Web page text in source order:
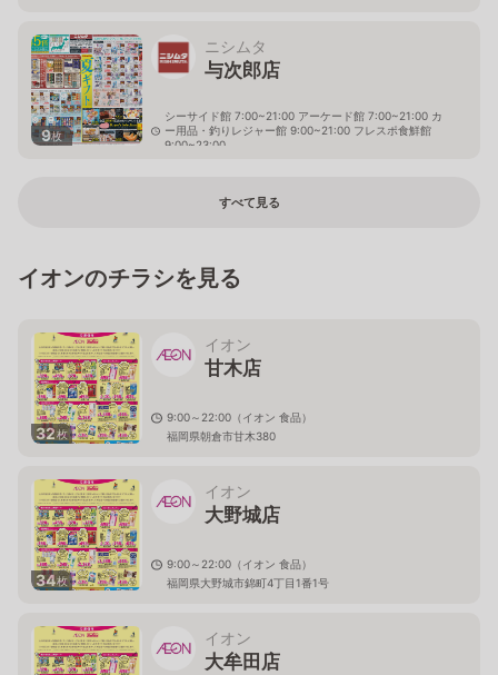
9枚
ニシムタ
与次郎店
シーサイド館 7:00~21:00 アーケード館 7:00~21:00 カ
ー用品・釣りレジャー館 9:00~21:00 フレスポ食鮮館
9:00~23:00
すべて見る
イオンのチラシを見る
32枚
イオン
甘木店
9:00～22:00（イオン 食品）
福岡県朝倉市甘木380
34枚
イオン
大野城店
9:00～22:00（イオン 食品）
福岡県大野城市錦町4丁目1番1号
イオン
大牟田店